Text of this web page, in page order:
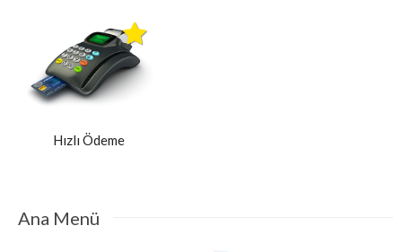
Hızlı Ödeme
Ana Menü